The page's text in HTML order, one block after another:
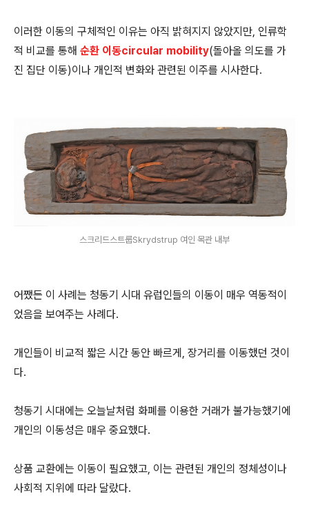
이러한 이동의 구체적인 이유는 아직 밝혀지지 않았지만, 인류학
적 비교를 통해 순환 이동circular mobility(돌아올 의도를 가
진 집단 이동)이나 개인적 변화와 관련된 이주를 시사한다.
스크리드스트룹Skrydstrup 여인 목관 내부
어쨌든 이 사례는 청동기 시대 유럽인들의 이동이 매우 역동적이
었음을 보여주는 사례다.
개인들이 비교적 짧은 시간 동안 빠르게, 장거리를 이동했던 것이
다.
청동기 시대에는 오늘날처럼 화폐를 이용한 거래가 불가능했기에
개인의 이동성은 매우 중요했다.
상품 교환에는 이동이 필요했고, 이는 관련된 개인의 정체성이나
사회적 지위에 따라 달랐다.